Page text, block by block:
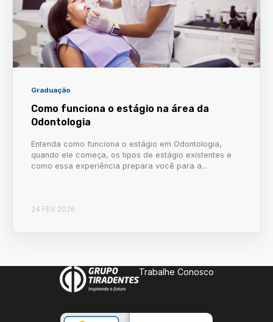
Graduação
Como funciona o estágio na área da
Odontologia
Entenda como funciona o estágio em Odontologia,
quando ele começa, os tipos de estágio existentes e
como essa experiência prepara você para a...
24 FEV 2026
Trabalhe Conosco